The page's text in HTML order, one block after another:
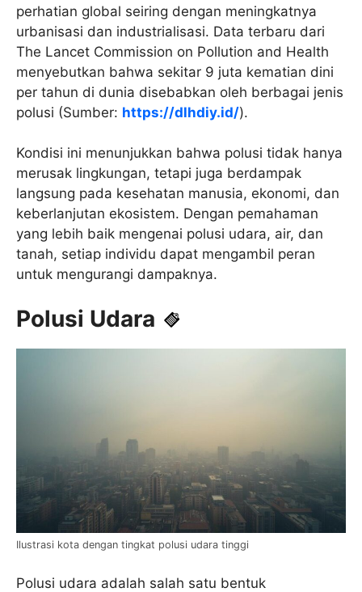
perhatian global seiring dengan meningkatnya
urbanisasi dan industrialisasi. Data terbaru dari
The Lancet Commission on Pollution and Health
menyebutkan bahwa sekitar 9 juta kematian dini
per tahun di dunia disebabkan oleh berbagai jenis
polusi (Sumber: https://dlhdiy.id/).
Kondisi ini menunjukkan bahwa polusi tidak hanya
merusak lingkungan, tetapi juga berdampak
langsung pada kesehatan manusia, ekonomi, dan
keberlanjutan ekosistem. Dengan pemahaman
yang lebih baik mengenai polusi udara, air, dan
tanah, setiap individu dapat mengambil peran
untuk mengurangi dampaknya.
Polusi Udara
Ilustrasi kota dengan tingkat polusi udara tinggi
Polusi udara adalah salah satu bentuk